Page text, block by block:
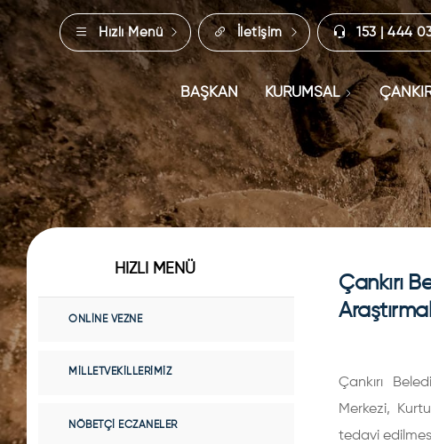
Hızlı Menü İletişim 153 | 444
BAŞKAN KURUMSAL
Çankırı
Çankırı
Merkezi,
tedavi
HIZLI MENÜ
ONLINE VEZNE
MILLETVEKILLERIMIZ
NÖBETÇI ECZANELER